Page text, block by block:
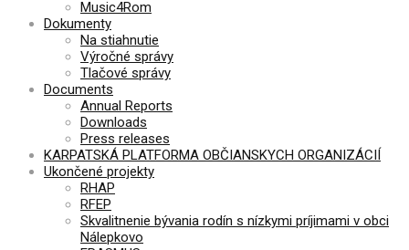
Music4Rom
Dokumenty
Na stiahnutie
Výročné správy
Tlačové správy
Documents
Annual Reports
Downloads
Press releases
KARPATSKÁ PLATFORMA OBČIANSKYCH ORGANIZÁCIÍ
Ukončené projekty
RHAP
RFEP
Skvalitnenie bývania rodín s nízkymi príjimami v obci
Nálepkovo